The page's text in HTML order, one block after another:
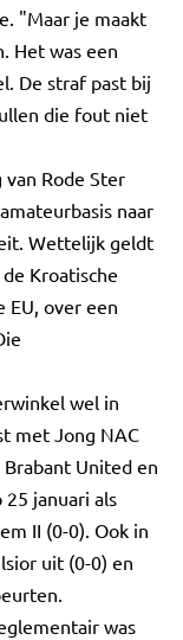
"Maar je maakt
Het was een
De straf past bij
die fout niet
Rode Ster
naar
Wettelijk geldt
Kroatische
over een
wel in
met Jong NAC
United en
januari als
II (0-0). Ook in
uit (0-0) en
was